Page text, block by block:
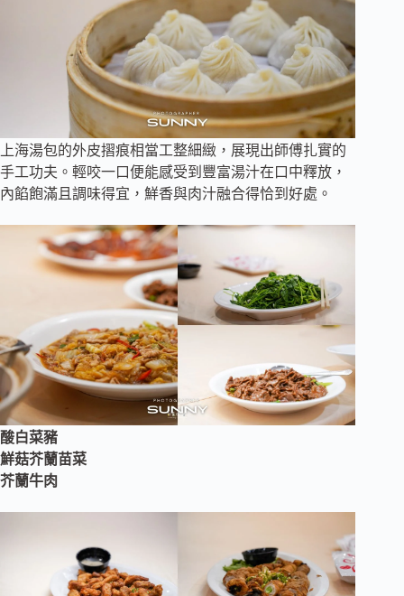
上海湯包的外皮摺痕相當工整細緻，展現出師傅扎實的
手工功夫。輕咬一口便能感受到豐富湯汁在口中釋放，
內餡飽滿且調味得宜，鮮香與肉汁融合得恰到好處。
酸白菜豬
鮮菇芥蘭苗菜
芥蘭牛肉